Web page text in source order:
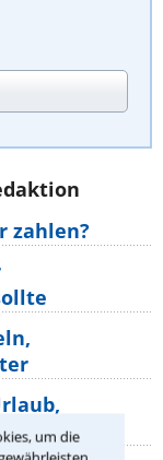
um die
zahlen?